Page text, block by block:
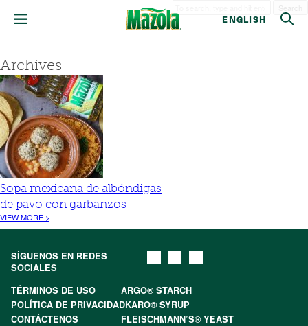
ENGLISH
Archives
Sopa mexicana de albóndigas
de pavo con garbanzos
VIEW MORE >
SÍGUENOS EN REDES
SOCIALES
TÉRMINOS DE USO
ARGO® STARCH
POLÍTICA DE PRIVACIDADKARO® SYRUP
CONTÁCTENOS
FLEISCHMANN’S® YEAST